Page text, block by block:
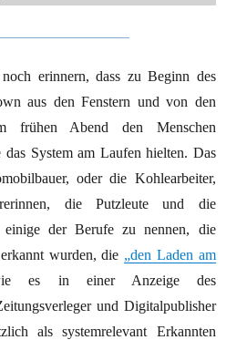
erinnern, dass zu Beginn des
aus den Fenstern und von den
frühen Abend den Menschen
System am Laufen hielten. Das
oder die Kohlearbeiter,
die Putzleute und die
der Berufe zu nennen, die
wurden, die „den Laden am
es in einer Anzeige des
und Digitalpublisher
als systemrelevant Erkannten